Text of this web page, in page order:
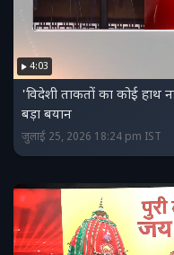
4:03
'विदेशी ताकतों का कोई हाथ
बड़ा बयान
जुलाई 25, 2026 18:24 pm IST